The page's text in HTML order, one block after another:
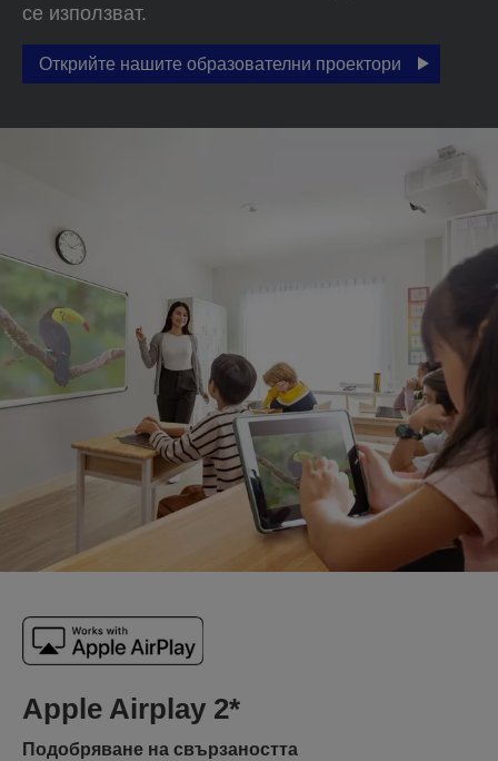
се използват.
Открийте нашите образователни проектори
Apple Airplay 2*
Подобряване на свързаността